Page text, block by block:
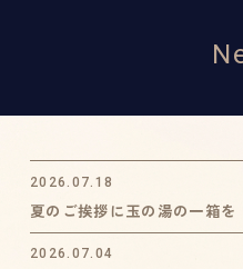
2026.07.18
夏のご挨拶に玉の湯の一箱を
2026.07.04